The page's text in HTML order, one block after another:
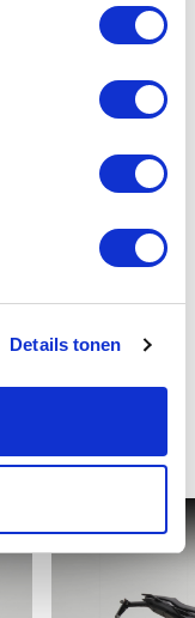
Details tonen